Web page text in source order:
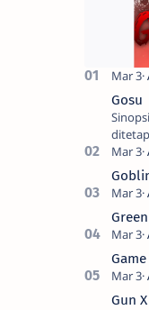
Gosu
Sinopsis : Seorang
kuat
Gun